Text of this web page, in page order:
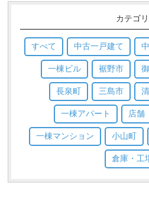
カテゴリ
すべて 中古一戸建て
一棟ビル 裾野市
長泉町 三島市
一棟アパート 店舗
一棟マンション 小山町
倉庫・工